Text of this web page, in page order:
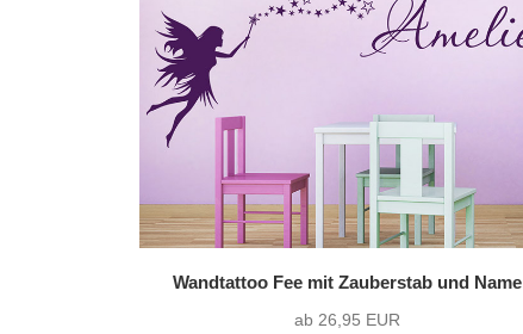
Wandtattoo Fee mit Zauberstab und Name
ab 26,95 EUR